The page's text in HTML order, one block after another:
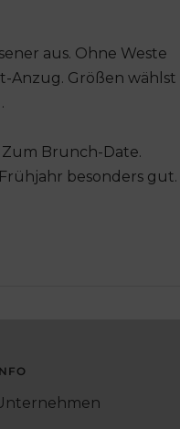
aus. Ohne Weste
Anzug. Größen wählst
Zum Brunch-Date.
besonders gut.